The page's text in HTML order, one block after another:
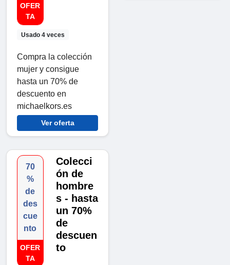
OFER
TA
Usado 4 veces
Compra la colección
mujer y consigue
hasta un 70% de
descuento en
michaelkors.es
Ver oferta
70
%
de
des
cue
nto
OFER
TA
Colecci
ón de
hombre
s - hasta
un 70%
de
descuen
to